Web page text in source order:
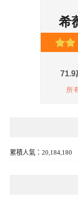
累積人氣：20,184,180